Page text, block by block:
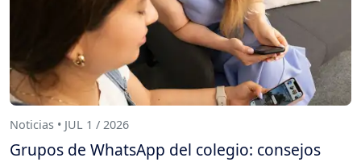
Noticias • JUL 1 / 2026
Grupos de WhatsApp del colegio: consejos